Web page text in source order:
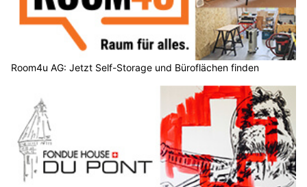
Room4u AG: Jetzt Self-Storage und Büroflächen finden